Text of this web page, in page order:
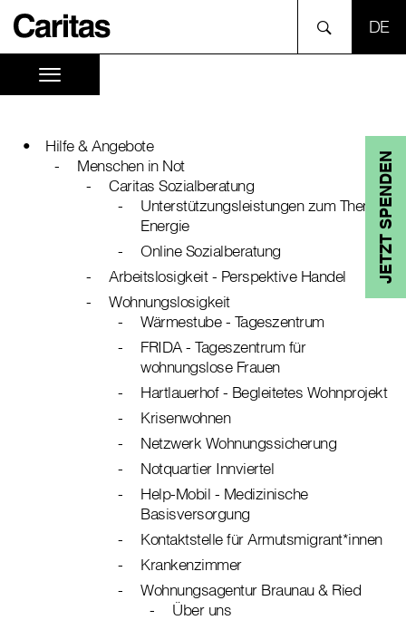
JETZT SPENDEN
Hilfe & Angebote
Menschen in Not
Caritas Sozialberatung
Unterstützungsleistungen zum Thema
Energie
Online Sozialberatung
Arbeitslosigkeit - Perspektive Handel
Wohnungslosigkeit
Wärmestube - Tageszentrum
FRIDA - Tageszentrum für
wohnungslose Frauen
Hartlauerhof - Begleitetes Wohnprojekt
Krisenwohnen
Netzwerk Wohnungssicherung
Notquartier Innviertel
Help-Mobil - Medizinische
Basisversorgung
Kontaktstelle für Armutsmigrant*innen
Krankenzimmer
Wohnungsagentur Braunau & Ried
Über uns